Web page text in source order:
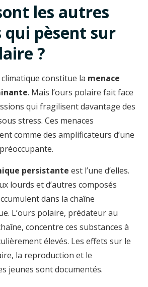
les autres
qui pèsent sur
?
constitue la menace
. Mais l’ours polaire fait face
qui fragilisent davantage des
stress. Ces menaces
comme des amplificateurs d’une
persistante est l’une d’elles.
lourds et d’autres composés
dans la chaîne
L’ours polaire, prédateur au
concentre ces substances à
élevés. Les effets sur le
la reproduction et le
jeunes sont documentés.